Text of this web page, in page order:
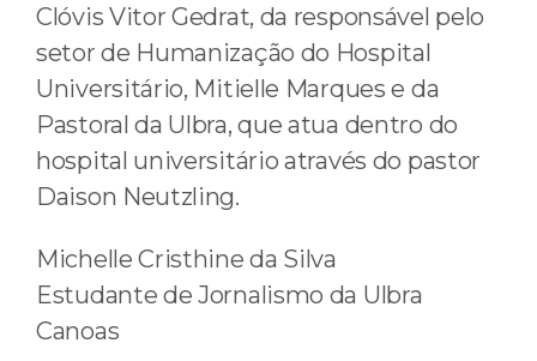
Clóvis Vitor Gedrat, da responsável pelo
setor de Humanização do Hospital
Universitário, Mitielle Marques e da
Pastoral da Ulbra, que atua dentro do
hospital universitário através do pastor
Daison Neutzling.
Michelle Cristhine da Silva
Estudante de Jornalismo da Ulbra
Canoas